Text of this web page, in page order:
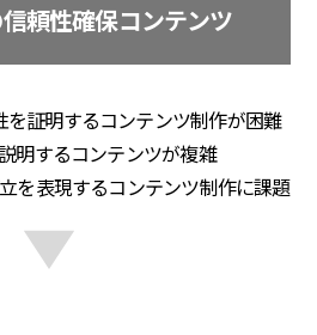
頼性確保コンテンツ
を証明するコンテンツ制作が困難
明するコンテンツが複雑
を表現するコンテンツ制作に課題